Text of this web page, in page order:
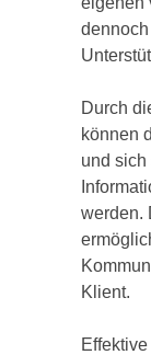
Durch
können
und
werden.
Klient.